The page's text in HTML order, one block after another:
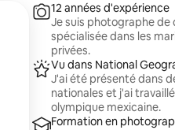
12 années d'expérience
Je suis photographe de
spécialisée dans les
privées.
Vu dans National
J'ai été présenté dans
nationales et j'ai
olympique mexicaine.
Formation en